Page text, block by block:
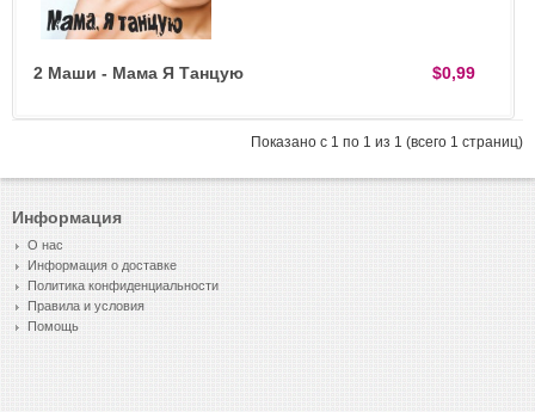
$0,99
2 Маши - Мама Я Танцую
Показано с 1 по 1 из 1 (всего 1 страниц)
Информация
О нас
Информация о доставке
Политика конфиденциальности
Правила и условия
Помощь